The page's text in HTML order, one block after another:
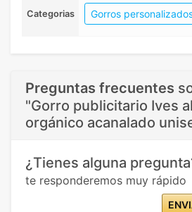
Categorias Gorros
Preguntas frecuentes
"Gorro publicitario Ives
orgánico acanalado
¿Tienes alguna
te responderemos muy rápido